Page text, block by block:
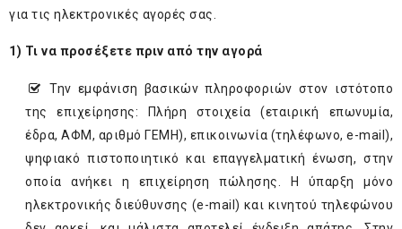
για τις ηλεκτρονικές αγορές σας.
1) Τι να προσέξετε πριν από την αγορά
Την εμφάνιση βασικών πληροφοριών στον ιστότοπο
της επιχείρησης: Πλήρη στοιχεία (εταιρική επωνυμία,
έδρα, ΑΦΜ, αριθμό ΓΕΜΗ), επικοινωνία (τηλέφωνο, e-mail),
ψηφιακό πιστοποιητικό και επαγγελματική ένωση, στην
οποία ανήκει η επιχείρηση πώλησης. Η ύπαρξη μόνο
ηλεκτρονικής διεύθυνσης (e-mail) και κινητού τηλεφώνου